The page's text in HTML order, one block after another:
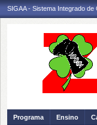
SIGAA - Sistema Integrado de
Programa Ensino